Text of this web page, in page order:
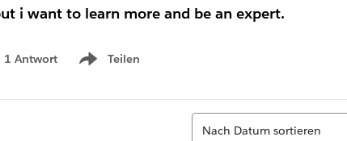
i want to learn more and be an expert.
1 Antwort Teilen
Show menu
Sortieren
Nach Datum sortieren